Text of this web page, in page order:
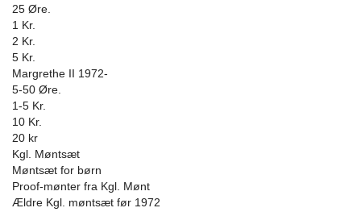
25 Øre.
1 Kr.
2 Kr.
5 Kr.
Margrethe II 1972-
5-50 Øre.
1-5 Kr.
10 Kr.
20 kr
Kgl. Møntsæt
Møntsæt for børn
Proof-mønter fra Kgl. Mønt
Ældre Kgl. møntsæt før 1972